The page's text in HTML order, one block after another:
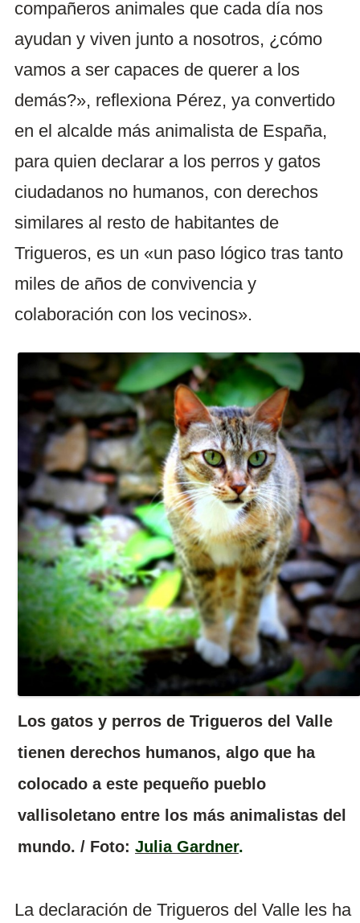
compañeros animales que cada día nos
ayudan y viven junto a nosotros, ¿cómo
vamos a ser capaces de querer a los
demás?», reflexiona Pérez, ya convertido
en el alcalde más animalista de España,
para quien declarar a los perros y gatos
ciudadanos no humanos, con derechos
similares al resto de habitantes de
Trigueros, es un «un paso lógico tras tanto
miles de años de convivencia y
colaboración con los vecinos».
Los gatos y perros de Trigueros del Valle
tienen derechos humanos, algo que ha
colocado a este pequeño pueblo
vallisoletano entre los más animalistas del
mundo. / Foto: Julia Gardner.
La declaración de Trigueros del Valle les ha